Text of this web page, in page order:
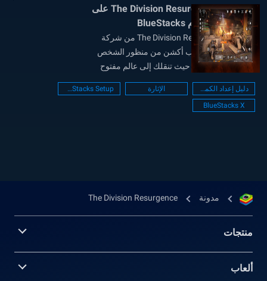
كيفية لعب The Division Resurgence على
الكمبيوتر باستخدام BlueStacks
تقدّم لعبة The Division Resurgence من شركة
Ubisoft تجربة تصويب أكشن من منظور الشخص
الثالث على الهواتف، حيث تنقلك إلى عالم مفتوح
مذهل تدور أحداثه في مدينة نيويورك بعد أزمة كبرى.
تجمع اللعبة بين نمطي PvP وPvE، بما في ذلك منطقة
Dark Zone المكثفة ووضع السيطرة التنافسي، كما
دليل إعداد الكمبيوتر الإثارة
BlueStacks Setup
BlueStacks X
مدونة The Division Resurgence
منتجات
ألعاب